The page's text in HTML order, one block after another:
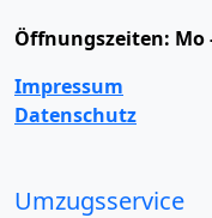
Öffnungszeiten: Mo
Impressum
Datenschutz
Umzugsservice